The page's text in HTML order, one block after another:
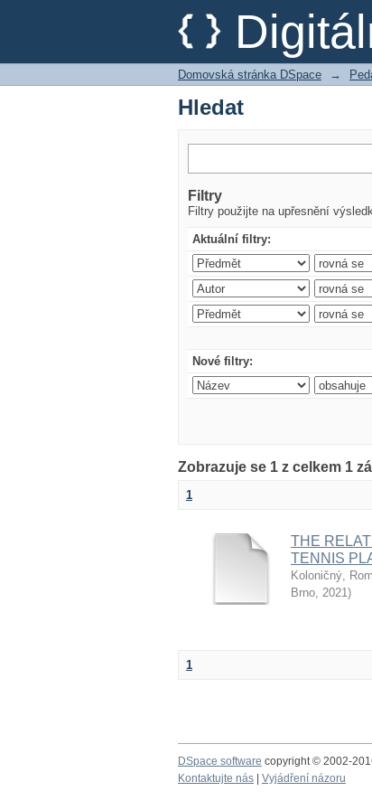
Hledat
Domovská stránka DSpace →
Hledat
Filtry
Filtry použijte na upřesnění
Aktuální filtry:
Nové filtry:
Zobrazuje se 1 z celkem 1
1
THE
TENNIS
Koloničný,
Brno, 2021)
1
DSpace software copyright © 2002-
Kontaktujte nás
Vyjádření názoru